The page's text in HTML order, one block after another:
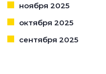
ноября 2025
октября 2025
сентября 2025